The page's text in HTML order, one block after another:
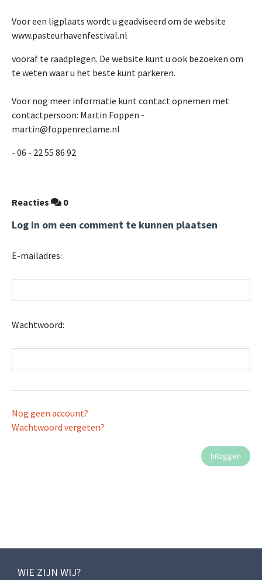
Voor een ligplaats wordt u geadviseerd om de website
www.pasteurhavenfestival.nl
vooraf te raadplegen. De website kunt u ook bezoeken om
te weten waar u het beste kunt parkeren.
Voor nog meer informatie kunt contact opnemen met
contactpersoon: Martin Foppen -
martin@foppenreclame.nl
- 06 - 22 55 86 92
Reacties 0
Log in om een comment te kunnen plaatsen
E-mailadres:
Wachtwoord:
Nog geen account?
Wachtwoord vergeten?
WIE ZIJN WIJ?